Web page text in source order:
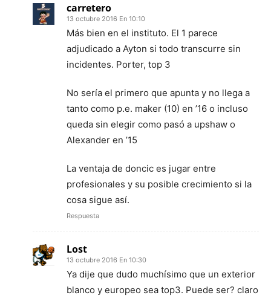
carretero
13 octubre 2016 En 10:10
Más bien en el instituto. El 1 parece
adjudicado a Ayton si todo transcurre sin
incidentes. Porter, top 3
No sería el primero que apunta y no llega a
tanto como p.e. maker (10) en ’16 o incluso
queda sin elegir como pasó a upshaw o
Alexander en ’15
La ventaja de doncic es jugar entre
profesionales y su posible crecimiento si la
cosa sigue así.
Respuesta
Lost
13 octubre 2016 En 10:30
Ya dije que dudo muchísimo que un exterior
blanco y europeo sea top3. Puede ser? claro